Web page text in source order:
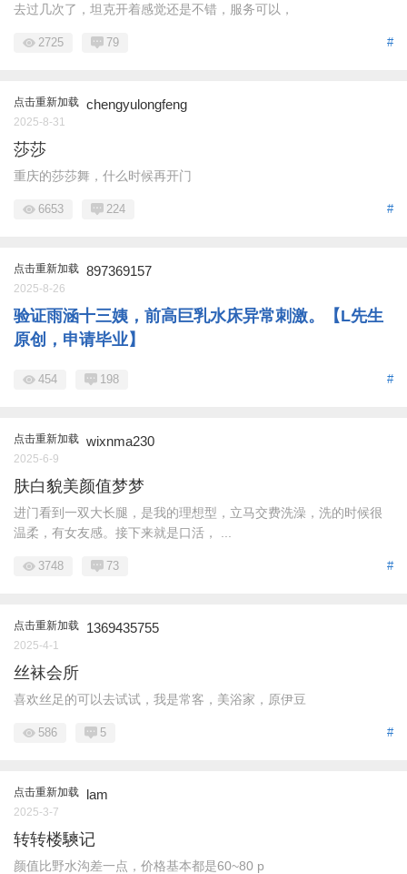
去过几次了，坦克开着感觉还是不错，服务可以，
#
2725 79
点击重新加载 chengyulongfeng
2025-8-31
莎莎
重庆的莎莎舞，什么时候再开门
#
6653 224
点击重新加载 897369157
2025-8-26
验证雨涵十三姨，前高巨乳水床异常刺激。【L先生
原创，申请毕业】
#
454 198
点击重新加载 wixnma230
2025-6-9
肤白貌美颜值梦梦
进门看到一双大长腿，是我的理想型，立马交费洗澡，洗的时候很
温柔，有女友感。接下来就是口活， ...
#
3748 73
点击重新加载 1369435755
2025-4-1
丝袜会所
喜欢丝足的可以去试试，我是常客，美浴家，原伊豆
#
586 5
点击重新加载 lam
2025-3-7
转转楼騻记
颜值比野水沟差一点，价格基本都是60~80 p